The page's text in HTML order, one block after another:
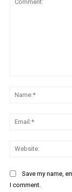
Save my name,
I comment.